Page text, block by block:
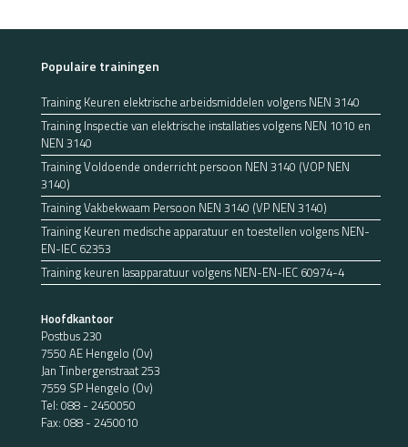
Populaire trainingen
Training Keuren elektrische arbeidsmiddelen volgens NEN 3140
Training Inspectie van elektrische installaties volgens NEN 1010 en
NEN 3140
Training Voldoende onderricht persoon NEN 3140 (VOP NEN
3140)
Training Vakbekwaam Persoon NEN 3140 (VP NEN 3140)
Training Keuren medische apparatuur en toestellen volgens NEN-
EN-IEC 62353
Training keuren lasapparatuur volgens NEN-EN-IEC 60974-4
Hoofdkantoor
Postbus 230
7550 AE Hengelo (Ov)
Jan Tinbergenstraat 253
7559 SP Hengelo (Ov)
Tel: 088 - 2450050
Fax: 088 - 2450010